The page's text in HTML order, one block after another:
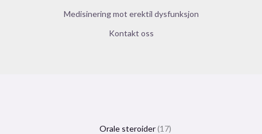
Medisinering mot erektil dysfunksjon
Kontakt oss
Orale steroider 17